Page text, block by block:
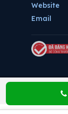
Website
Email